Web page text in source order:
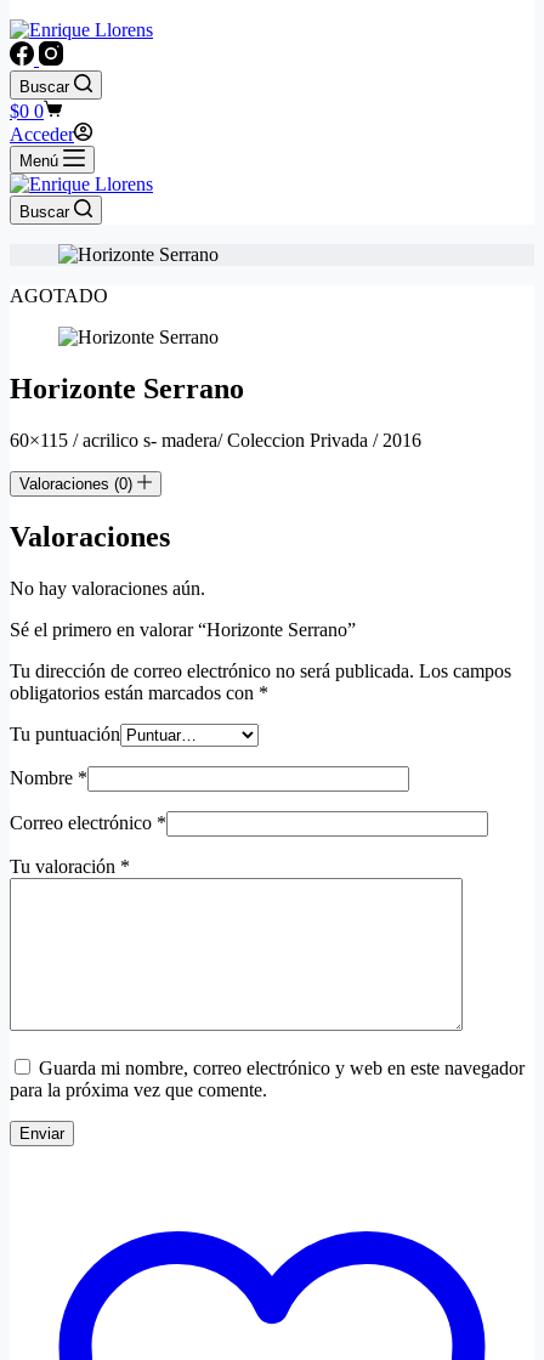
Buscar
Carro
de
compra
$0 0
Acceder
Menú
Buscar
AGOTADO
Horizonte Serrano
60×115 / acrilico s- madera/ Coleccion Privada / 2016
Valoraciones (0)
Valoraciones
No hay valoraciones aún.
Sé el primero en valorar “Horizonte Serrano”
Tu dirección de correo electrónico no será publicada. Los campos
obligatorios están marcados con *
Tu puntuación
Nombre *
Correo electrónico *
Tu valoración *
Guarda mi nombre, correo electrónico y web en este navegador
para la próxima vez que comente.
Enviar